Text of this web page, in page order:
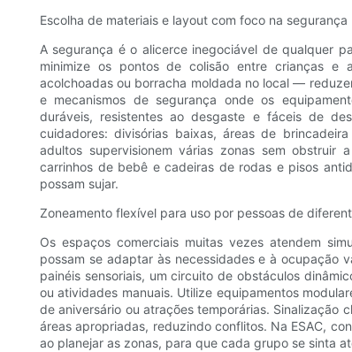
Escolha de materiais e layout com foco na segurança
A segurança é o alicerce inegociável de qualquer
minimize os pontos de colisão entre crianças e
acolchoadas ou borracha moldada no local —
e mecanismos de segurança onde os
duráveis, resistentes ao desgaste e fáceis de
cuidadores: divisórias baixas, áreas de
adultos supervisionem várias zonas sem obstruir
carrinhos de bebê e cadeiras de rodas e pisos
possam sujar.
Zoneamento flexível para uso por pessoas de
Os espaços comerciais muitas vezes atendem
possam se adaptar às necessidades e à ocupação
painéis sensoriais, um circuito de obstáculos
ou atividades manuais. Utilize equipamentos
de aniversário ou atrações temporárias. Sinalização
áreas apropriadas, reduzindo conflitos. Na ESAC,
ao planejar as zonas, para que cada grupo se sinta